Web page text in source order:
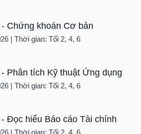
Chứng khoán Cơ bản
| Thời gian: Tối 2, 4, 6
Phân tích Kỹ thuật Ứng dụng
| Thời gian: Tối 2, 4, 6
Đọc hiểu Báo cáo Tài chính
| Thời gian: Tối 2, 4, 6